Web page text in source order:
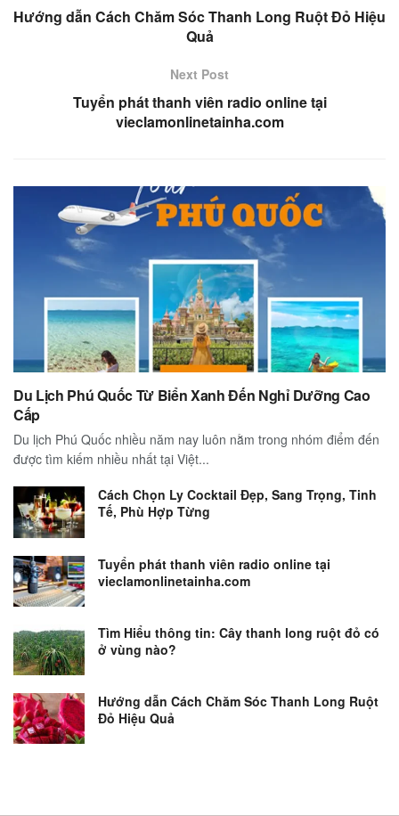
Hướng dẫn Cách Chăm Sóc Thanh Long Ruột Đỏ Hiệu
Quả
Next Post
Tuyển phát thanh viên radio online tại
vieclamonlinetainha.com
Du Lịch Phú Quốc Từ Biển Xanh Đến Nghỉ Dưỡng Cao
Cấp
Du lịch Phú Quốc nhiều năm nay luôn nằm trong nhóm điểm đến
được tìm kiếm nhiều nhất tại Việt...
Cách Chọn Ly Cocktail Đẹp, Sang Trọng, Tinh
Tế, Phù Hợp Từng
Tuyển phát thanh viên radio online tại
vieclamonlinetainha.com
Tìm Hiểu thông tin: Cây thanh long ruột đỏ có
ở vùng nào?
Hướng dẫn Cách Chăm Sóc Thanh Long Ruột
Đỏ Hiệu Quả